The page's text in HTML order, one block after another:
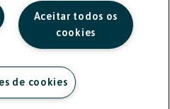
Aceitar todos os
cookies
de cookies